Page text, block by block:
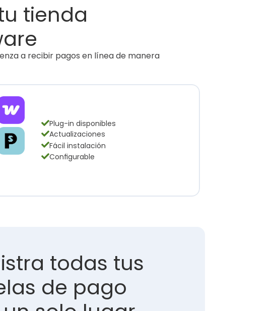
tienda
a recibir pagos en línea de manera
Plug-in disponibles
Actualizaciones
Fácil instalación
Configurable
todas tus
de pago